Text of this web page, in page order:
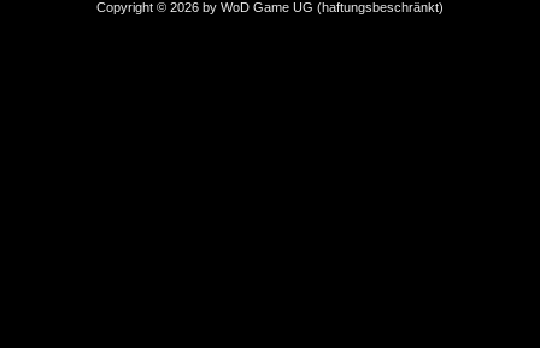
Copyright © 2026 by WoD Game UG (haftungsbeschränkt)